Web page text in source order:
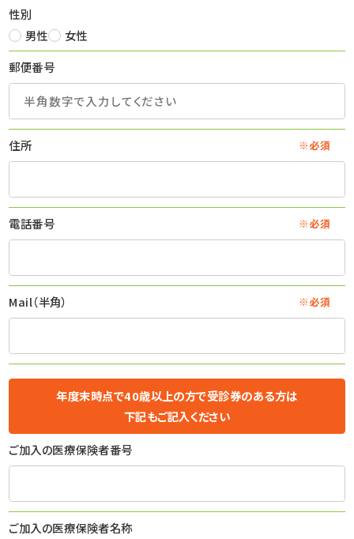
性別
男性
女性
郵便番号
住所 ※必須
電話番号 ※必須
Mail（半角） ※必須
年度末時点で40歳以上の方で受診券のある方は
下記もご記入ください
ご加入の医療保険者番号
ご加入の医療保険者名称